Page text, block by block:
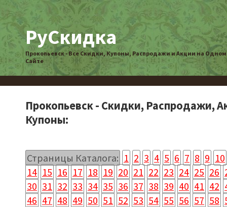
РуСкидка
Прокопьевск - Все Скидки, Купоны, Распродажи и Акции на Одном
Сайте
Прокопьевск - Скидки, Распродажи,
Купоны:
Страницы Каталога: 1 2 3 4 5 6 7 8 9 10
14 15 16 17 18 19 20 21 22 23 24 25 26
30 31 32 33 34 35 36 37 38 39 40 41 42
46 47 48 49 50 51 52 53 54 55 56 57 58